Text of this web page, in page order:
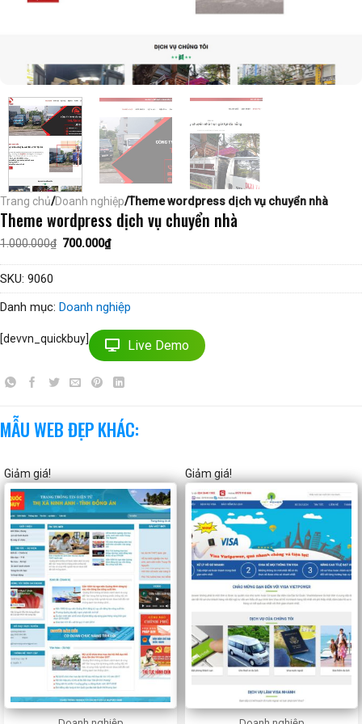
Trang chủ/Doanh nghiệp/Theme wordpress dịch vụ chuyển nhà
Theme wordpress dịch vụ chuyển nhà
1.000.000₫ Giá
là:
700.000₫Giá
hiện
tại
SKU: 9060
Danh mục: Doanh nghiệp
[devvn_quickbuy] Live Demo
MẪU WEB ĐẸP KHÁC:
Giảm giá! Giảm giá!